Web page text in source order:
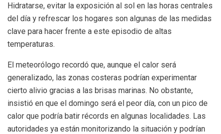
Hidratarse, evitar la exposición al sol en las horas centrales
del día y refrescar los hogares son algunas de las medidas
clave para hacer frente a este episodio de altas
temperaturas.
El meteorólogo recordó que, aunque el calor será
generalizado, las zonas costeras podrían experimentar
cierto alivio gracias a las brisas marinas. No obstante,
insistió en que el domingo será el peor día, con un pico de
calor que podría batir récords en algunas localidades. Las
autoridades ya están monitorizando la situación y podrían